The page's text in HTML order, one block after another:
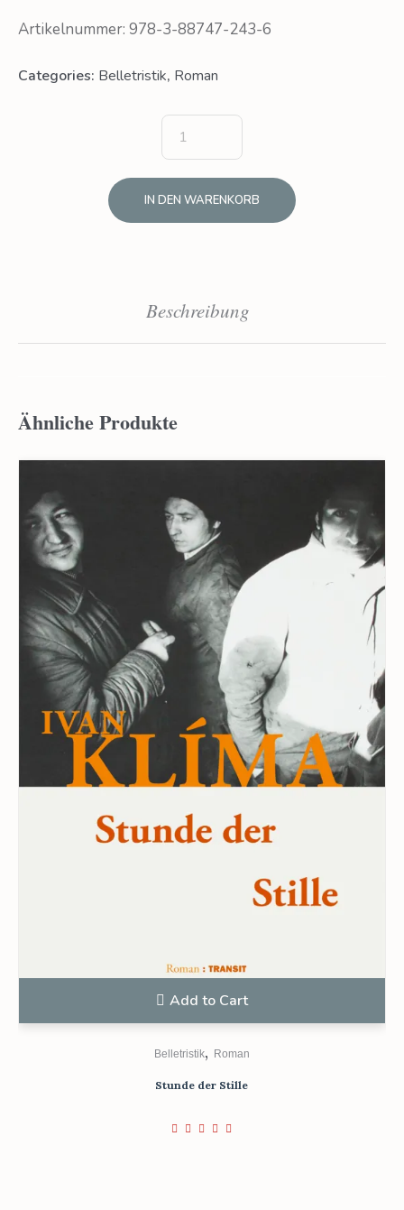
Artikelnummer: 978-3-88747-243-6
Categories: Belletristik, Roman
IN DEN WARENKORB
Beschreibung
Ähnliche Produkte
Add to Cart
Belletristik, Roman
Stunde der Stille